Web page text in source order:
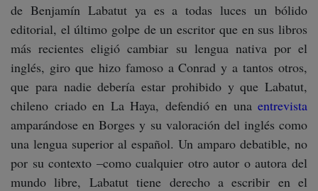
de Benjamín Labatut ya es a todas luces un bólido
editorial, el último golpe de un escritor que en sus libros
más recientes eligió cambiar su lengua nativa por el
inglés, giro que hizo famoso a Conrad y a tantos otros,
que para nadie debería estar prohibido y que Labatut,
chileno criado en La Haya, defendió en una entrevista
amparándose en Borges y su valoración del inglés como
una lengua superior al español. Un amparo debatible, no
por su contexto –como cualquier otro autor o autora del
mundo libre, Labatut tiene derecho a escribir en el